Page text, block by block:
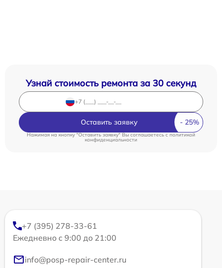
Узнай стоимость ремонта за 30 секунд
Оставить заявку
Нажимая на кнопку "Оставить заявку" Вы соглашаетесь cполитикой
конфиденциальности
+7 (395) 278-33-61
Ежедневно с 9:00 до 21:00
info@posp-repair-center.ru